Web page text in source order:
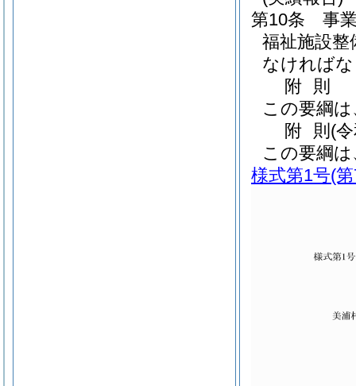
第10条
事
福祉施設整
なければ
附 則
この要綱
附 則 (
この要綱
様式第1号(